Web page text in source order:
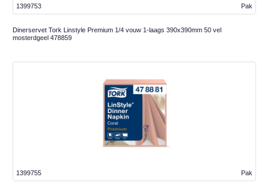
Pak
1399753
Dinerservet Tork Linstyle Premium 1/4 vouw 1-laags 390x390mm 50 vel
mosterdgeel 478859
Pak
1399755